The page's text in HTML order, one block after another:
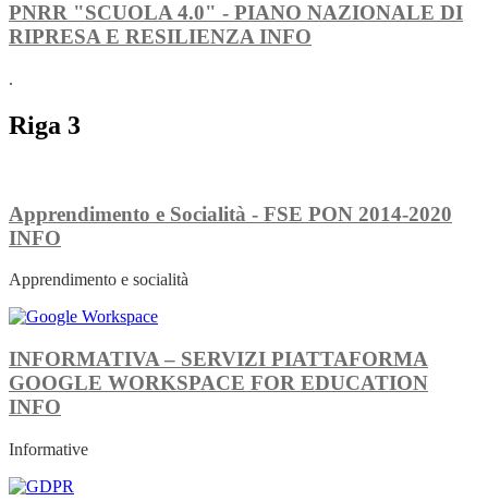
PNRR "SCUOLA 4.0" - PIANO NAZIONALE DI
RIPRESA E RESILIENZAINFO
.
Riga 3
Apprendimento e Socialità - FSE PON 2014-2020
INFO
Apprendimento e socialità
INFORMATIVA – SERVIZI PIATTAFORMA
GOOGLE WORKSPACE FOR EDUCATION
INFO
Informative